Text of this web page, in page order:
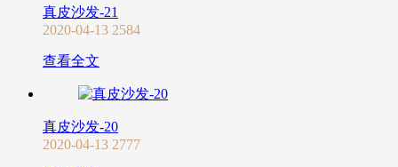
真皮沙发-21
2020-04-13 2584
查看全文
真皮沙发-20
2020-04-13 2777